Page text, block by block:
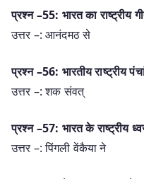
प्रश्न –55: भारत का राष्ट्रीय
उत्तर –: आनंदमठ से
प्रश्न –56: भारतीय राष्ट्रीय
उत्तर –: शक संवत्
प्रश्न –57: भारत के राष्ट्रीय
उत्तर –: पिंगली वेंकैया ने